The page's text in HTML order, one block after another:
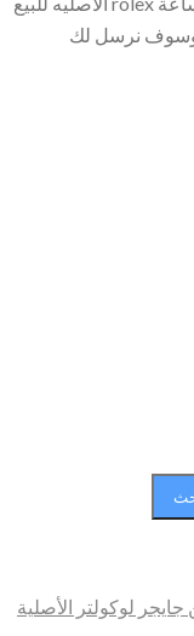
وسوف نرسل لك
لوكولتر الأصلية